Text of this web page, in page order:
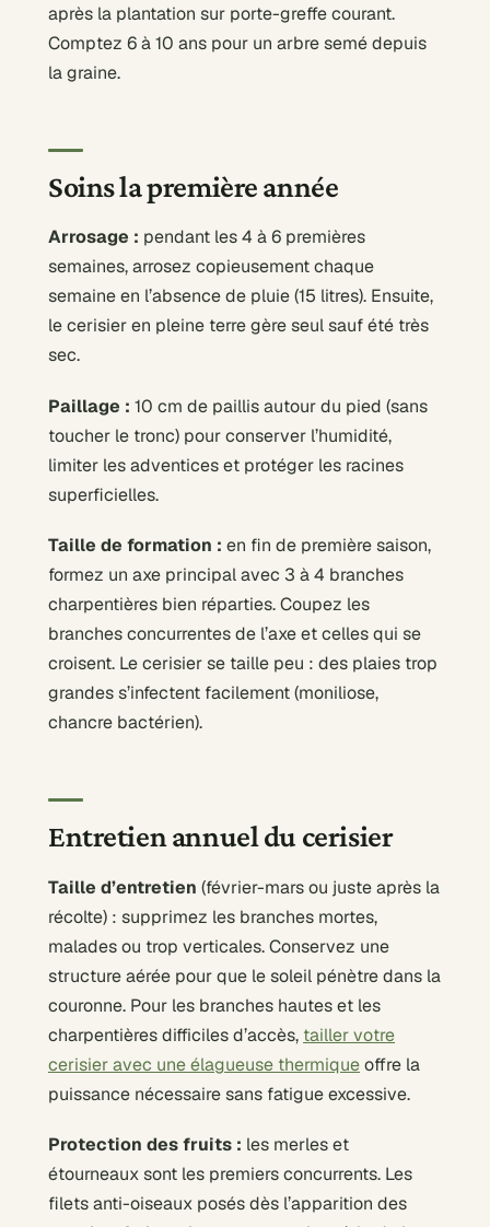
après la plantation sur porte-greffe courant.
Comptez 6 à 10 ans pour un arbre semé depuis
la graine.
Soins la première année
Arrosage : pendant les 4 à 6 premières
semaines, arrosez copieusement chaque
semaine en l’absence de pluie (15 litres). Ensuite,
le cerisier en pleine terre gère seul sauf été très
sec.
Paillage : 10 cm de paillis autour du pied (sans
toucher le tronc) pour conserver l’humidité,
limiter les adventices et protéger les racines
superficielles.
Taille de formation : en fin de première saison,
formez un axe principal avec 3 à 4 branches
charpentières bien réparties. Coupez les
branches concurrentes de l’axe et celles qui se
croisent. Le cerisier se taille peu : des plaies trop
grandes s’infectent facilement (moniliose,
chancre bactérien).
Entretien annuel du cerisier
Taille d’entretien (février-mars ou juste après la
récolte) : supprimez les branches mortes,
malades ou trop verticales. Conservez une
structure aérée pour que le soleil pénètre dans la
couronne. Pour les branches hautes et les
charpentières difficiles d’accès, tailler votre
cerisier avec une élagueuse thermiqueoffre la
puissance nécessaire sans fatigue excessive.
Protection des fruits : les merles et
étourneaux sont les premiers concurrents. Les
filets anti-oiseaux posés dès l’apparition des